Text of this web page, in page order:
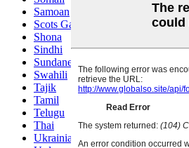
Samoan
Scots Gaelic
Shona
Sindhi
Sundanese
Swahili
Tajik
Tamil
Telugu
Thai
Ukrainian